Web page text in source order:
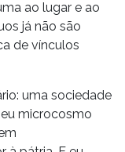
ao lugar e ao
já não são
de vínculos
uma sociedade
microcosmo